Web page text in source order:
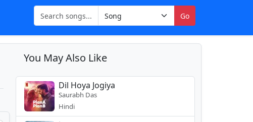
Go
You May Also Like
Dil Hoya Jogiya
Saurabh Das
Hindi